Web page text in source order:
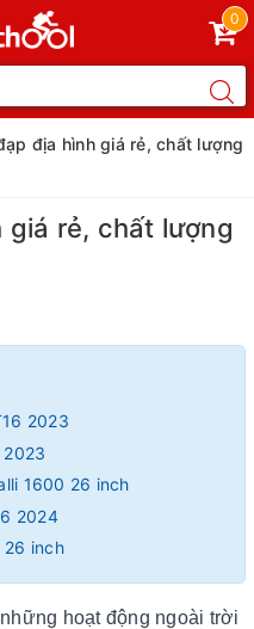
0
địa hình giá rẻ, chất lượng
giá rẻ, chất lượng
2023
1600 26 inch
2024
26 inch
hoạt động ngoài trời